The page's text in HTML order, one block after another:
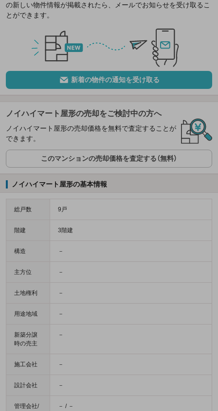
の新しい物件情報が掲載されたら、メールでお知らせを受け取るこ
とができます。
新着の物件の通知を受け取る
ノイハイマート屋形の売却をご検討中の方へ
ノイハイマート屋形の売却価格を無料で査定することが
できます。
このマンションの売却価格を査定する（無料）
ノイハイマート屋形の基本情報
総戸数 9戸
階建 3階建
構造 －
主方位 －
土地権利 －
用途地域 －
新築分譲
時の売主
－
施工会社 －
設計会社 －
管理会社/
－ / －